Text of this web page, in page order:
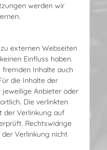
werden wir
externen Webseiten
Einfluss haben.
fremden Inhalte auch
die Inhalte der
Anbieter oder
Die verlinkten
der Verlinkung auf
Rechtswidrige
Verlinkung nicht